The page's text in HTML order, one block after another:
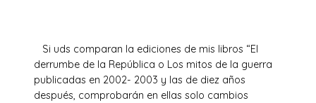
Si uds comparan la ediciones de mis libros “El
derrumbe de la República o Los mitos de la guerra
publicadas en 2002- 2003 y las de diez años
después, comprobarán en ellas solo cambios